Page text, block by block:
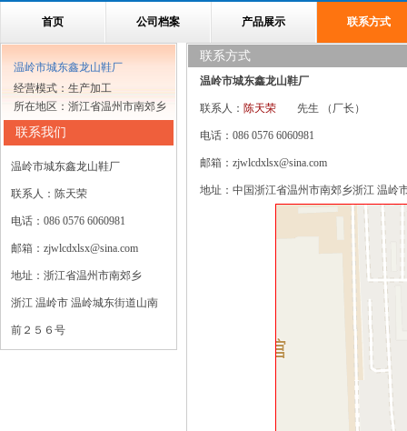
首页 公司档案 产品展示 联系方式
温岭市城东鑫龙山鞋厂
经营模式：生产加工
所在地区：浙江省温州市南郊乡
联系我们
温岭市城东鑫龙山鞋厂
联系人：陈天荣
电话：086 0576 6060981
邮箱：zjwlcdxlsx@sina.com
地址：浙江省温州市南郊乡
浙江 温岭市 温岭城东街道山南
前２５６号
联系方式
温岭市城东鑫龙山鞋厂
联系人： 陈天荣 先生 （厂长）
电话：086 0576 6060981
邮箱：zjwlcdxlsx@sina.com
地址：中国浙江省温州市南郊乡浙江 温岭